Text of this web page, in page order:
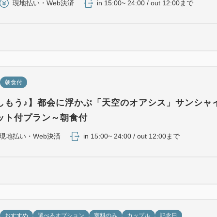
現地払い・Web決済 in 15:00~ 24:00 / out 12:00まで
朝食付
もう♪】都会に浮かぶ「天空のオアシス」サンシャ
ト付プラン～朝食付
地払い・Web決済 in 15:00~ 24:00 / out 12:00まで
おすすめ 選べるオプション 室料のみ カップル 記念日